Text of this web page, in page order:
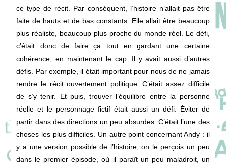
ce type de récit. Par conséquent, l’histoire n’allait pas être
faite de hauts et de bas constants. Elle allait être beaucoup
plus réaliste, beaucoup plus proche du monde réel. Le défi,
c’était donc de faire ça tout en gardant une certaine
cohérence, en maintenant le cap. Il y avait aussi d’autres
défis. Par exemple, il était important pour nous de ne jamais
rendre le récit ouvertement politique. C’était assez difficile
de s’y tenir. Et puis, trouver l’équilibre entre la personne
réelle et le personnage fictif était aussi un défi. Éviter de
partir dans des directions un peu absurdes. C’était l’une des
choses les plus difficiles. Un autre point concernant Andy : il
y a une version possible de l’histoire, on le perçois un peu
dans le premier épisode, où il paraît un peu maladroit, un